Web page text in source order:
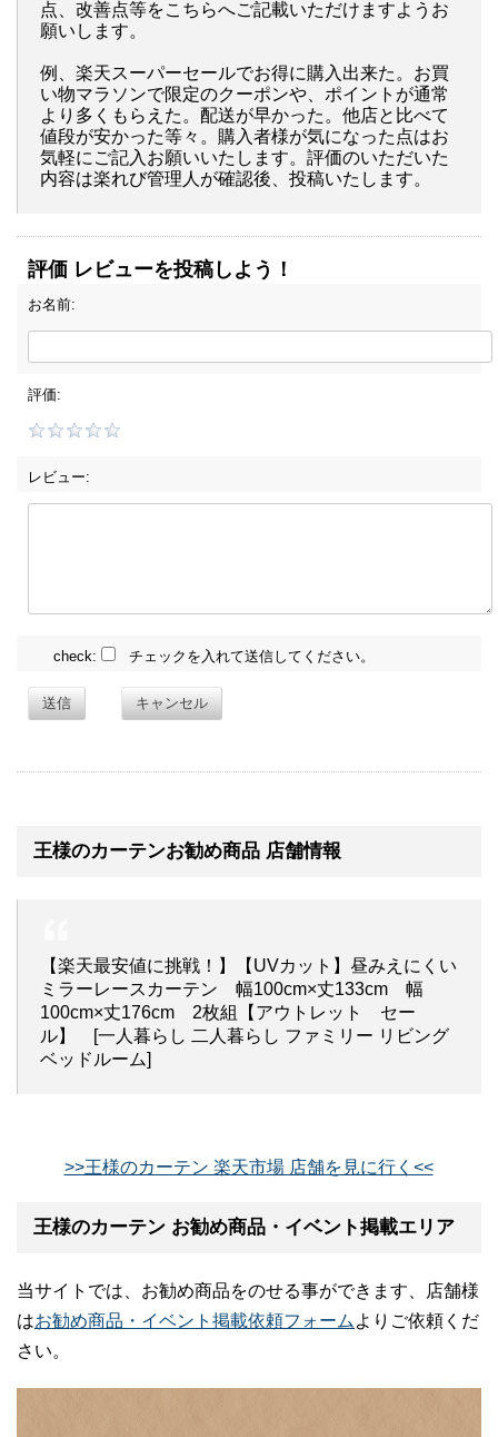
点、改善点等をこちらへご記載いただけますようお
願いします。
例、楽天スーパーセールでお得に購入出来た。お買
い物マラソンで限定のクーポンや、ポイントが通常
より多くもらえた。配送が早かった。他店と比べて
値段が安かった等々。購入者様が気になった点はお
気軽にご記入お願いいたします。評価のいただいた
内容は楽れび管理人が確認後、投稿いたします。
評価 レビューを投稿しよう！
お名前:
評価:
レビュー:
check: チェックを入れて送信してください。
送信 キャンセル
王様のカーテンお勧め商品 店舗情報
【楽天最安値に挑戦！】【UVカット】昼みえにくい
ミラーレースカーテン 幅100cm×丈133cm 幅
100cm×丈176cm 2枚組【アウトレット セー
ル】 [一人暮らし 二人暮らし ファミリー リビング
ベッドルーム]
>>王様のカーテン 楽天市場 店舗を見に行く<<
王様のカーテン お勧め商品・イベント掲載エリア
当サイトでは、お勧め商品をのせる事ができます、店舗様
はお勧め商品・イベント掲載依頼フォーム よりご依頼くだ
さい。